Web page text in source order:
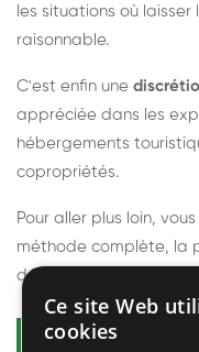
les situations où
raisonnable.
C'est enfin une
appréciée dans les
hébergements
copropriétés.
Pour aller plus loin,
méthode complète, la
découvrir
Questions
Ce site Web
cookies